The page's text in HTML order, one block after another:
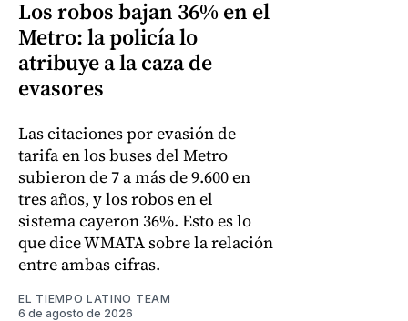
Los robos bajan 36% en el
Metro: la policía lo
atribuye a la caza de
evasores
Las citaciones por evasión de
tarifa en los buses del Metro
subieron de 7 a más de 9.600 en
tres años, y los robos en el
sistema cayeron 36%. Esto es lo
que dice WMATA sobre la relación
entre ambas cifras.
EL TIEMPO LATINO TEAM
6 de agosto de 2026